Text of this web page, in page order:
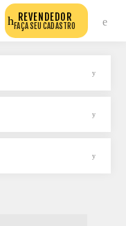
REVENDEDOR
FAÇA SEU CADASTRO